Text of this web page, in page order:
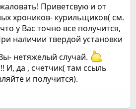
Приветсвую и от
хроников- курильщиков( см.
у Вас точно все получится,
наличии твердой установки
нетяжелый случай.
И, да , счетчик( там ссыль
и получится).